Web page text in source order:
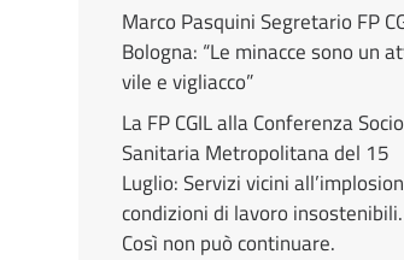
Marco Pasquini Segretario FP
Bologna: “Le minacce sono un
vile e vigliacco”
La FP CGIL alla Conferenza Socio
Sanitaria Metropolitana del 15
Luglio: Servizi vicini
condizioni di lavoro insostenibili.
Così non può continuare.